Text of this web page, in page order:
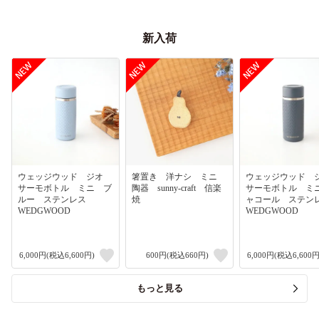
新入荷
ウェッジウッド ジオ
サーモボトル ミニ ブ
ルー ステンレス
WEDGWOOD
6,000円(税込6,600円)
箸置き 洋ナシ ミニ
陶器 sunny-craft 信楽
焼
600円(税込660円)
ウェッジウッド
サーモボトル
ャコール ステ
WEDGWOOD
6,000円(税込6,600
もっと見る